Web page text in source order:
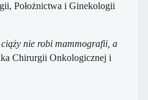
Położnictwa i Ginekologii
nie robi mammografii, a
Chirurgii Onkologicznej i